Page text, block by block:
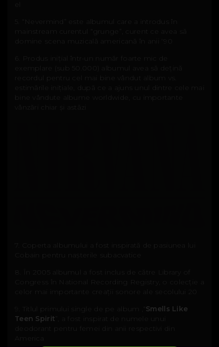
5. “Nevermind” este albumul care a introdus în
mainstream curentul “grunge”, curent ce avea să
domine scena muzicală americană în anii ‘90
6. Produs inițial într-un număr foarte mic de
exemplare (sub 50.000) albumul avea să dețină
recordul pentru cel mai bine vândut album vs.
estimările inițiale, după ce a ajuns unul dintre cele mai
bine vândute albume worldwide, cu importante
vânzări chiar și astăzi
7. Coperta albumului a fost inspirată de pasiunea lui
Cobain pentru nașterile subacvatice
8. În 2005 albumul a fost inclus de către Library of
Congress în National Recording Registry, o colecție a
celor mai importante creații sonore ale secolului 20
9. Titlul primului single de pe album ,“ Smells Like
Teen Spirit ”, a fost inspirat de numele unui
deodorant pentru femei din anii respectivi din